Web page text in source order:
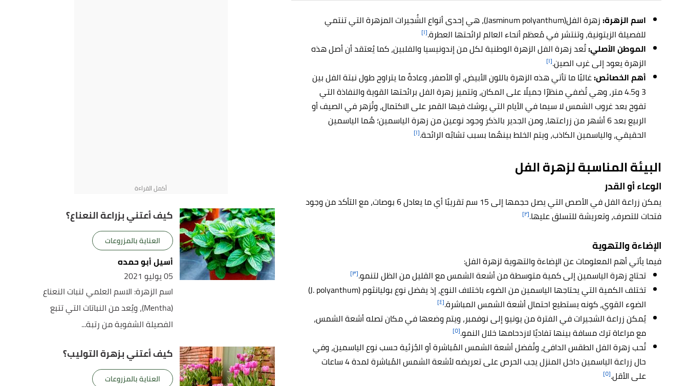
اسم الزهرة:
زهرة الفل(Jasminum polyanthum)، هي إحدى أنواع الشُجيرات المزهرة التي تنتمي
للفصيلة الزيتونية، وتنتشر في مُعظم أنحاء العالم لرائحتها العطرة.[١]
الموطن الأصلي:تُعد زهرة الفل الزهرة الوطنية لكل من إندونيسيا والفلبين، كما يُعتقد أن أصل هذه
الزهرة يعود إلى غرب الصين.[١]
أهم الخصائص:غالبًا ما تأتي هذه الزهرة باللون الأبيض، أو الأصفر، وعادةً ما يتراوح طول نبتة الفل بين
3 و4.5 متر، وهي تُضفي منظرًا جميلًا على المكان، وتتميز زهرة الفل برائحتها القوية والنفاذة التي
تفوح بعد غروب الشمس لا سيما في الأيام التي يوشك فيها القمر على الاكتمال، وتُزهر في الصيف أو
الربيع بعد 6 أشهر من زراعتها، ومن الجدير بالذكر وجود نوعين من زهرة الياسمين؛ هُما الياسمين
الحقيقي، والياسمين الكاذب، ويتم الخلط بينهُما بسبب تشابُه الرائحة.[١]
البيئة المناسبة لزهرة الفل
الوعاء أو القدر
يمكن زراعة الفل في الأصص التي يصل حجمها إلى 15 سم تقريبًا أي ما يعادل 6 بوصات، مع التأكد من وجود
فتحات للتصرف، وتعريشة للتسلق عليها.[٢]
الإضاءة والتهوية
فيما يأتي أهم المعلومات عن الإضاءة والتهوية لزهرة الفل:
تحتاج زهرة الياسمين إلى كمية متوسطة من أشعة الشمس مع القليل من الظل لتنمو.[٣]
تختلف الكمية التي يحتاجها الياسمين من الضوء باختلاف النوع، إذ يفضل نوع بوليانثوم (J. polyanthum)
الضوء القوي، كونه يستطيع احتمال أشعة الشمس المباشرة.[٤]
يُمكن زراعة الشجيرات في الفترة من يونيو إلى نوفمبر، ويتم وضعها في مكان تصله أشعة الشمس،
مع مراعاة ترك مسافة بينها تفاديًا لازدحامها خلال النمو.[٥]
تُحب زهرة الفل الطقس الدافئ، وتُفضل أشعة الشمس المُباشرة أو الجُزئية حسب نوع الياسمين، وفي
حال زراعة الياسمين داخل المنزل يجب الحرص على تعريضه لأشعة الشمس المُباشرة لمدة 4 ساعات
على الأقل.[٥]
كيف أعتني بزراعة النعناع؟
العناية بالمزروعات
أسيل أبو حمده
05 يوليو 2021
اسم الزهرة: الاسم العلمي لنبات النعناع
(Mentha)، ويُعد من النباتات التي تتبع
الفصيلة الشفوية من رتبة...
كيف أعتني بزهرة التوليب؟
العناية بالمزروعات